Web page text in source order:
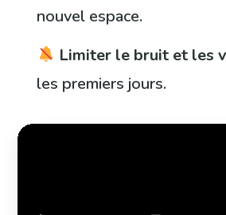
nouvel espace.
Limiter le bruit et les
les premiers jours.